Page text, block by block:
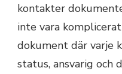
kontakter
inte vara
dokument där varje
status, ansvarig och